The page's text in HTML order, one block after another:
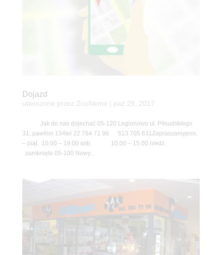
Dojazd
utworzone przez ZooNemo paź 29, 2017
Jak do nas dojechać 05-120 Legionowo ul. Piłsudskiego
31, pawilon 134tel 22 784 71 96 513 705 631Zapraszamypon.
– piąt. 10.00 – 19.00 sob. 10.00 – 15.00 niedz.
zamknięte 05-100 Nowy...